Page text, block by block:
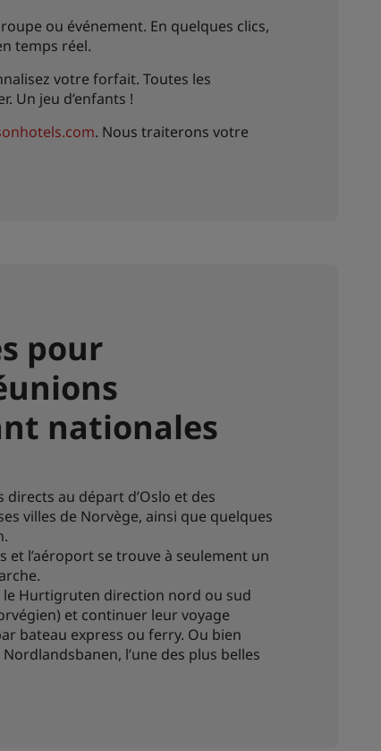
ou événement. En quelques clics,
temps réel.
votre forfait. Toutes les
Un jeu d’enfants !
. Nous traiterons votre
pour
nationales
directs au départ d’Oslo et des
villes de Norvège, ainsi que quelques
l’aéroport se trouve à seulement un
le Hurtigruten direction nord ou sud
et continuer leur voyage
bateau express ou ferry. Ou bien
l’une des plus belles